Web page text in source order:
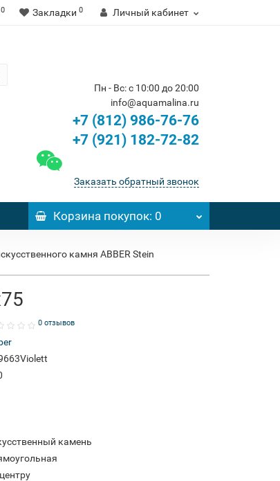
0 Закладки 0 Личный кабинет
Пн - Вс: с 10:00 до 20:00
info@aquamalina.ru
+7 (812) 986-76-76
+7 (921) 182-72-82
Заказать обратный звонок
Корзинапокупок: 0
камня ABBER Stein
0 отзывов
камень